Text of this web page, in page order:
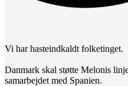
Vi har hasteindkaldt folketinget.
Danmark skal støtte Melonis
samarbejdet med Spanien.